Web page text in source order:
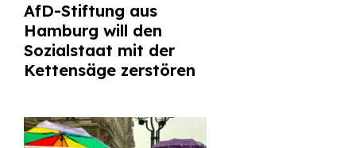
AfD-Stiftung aus
Hamburg will den
Sozialstaat mit der
Kettensäge zerstören